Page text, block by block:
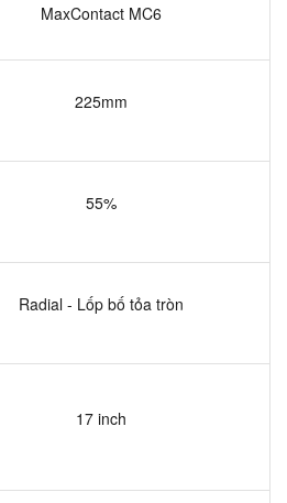
MaxContact MC6
225mm
55%
Radial - Lốp bố tỏa tròn
17 inch